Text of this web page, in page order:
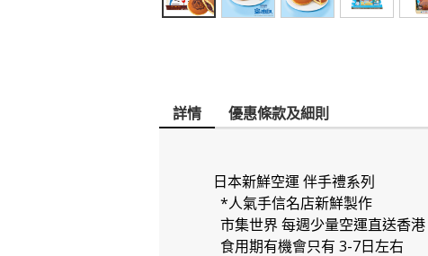
詳情 優惠條款及細則
日本新鮮空運 伴手禮系列
*人氣手信名店新鮮製作
市集世界 每週少量空運直送香港
食用期有機會只有 3-7日左右